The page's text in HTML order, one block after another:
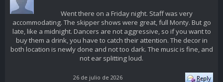
Went there on a Friday night. Staff was very
accommodating. The skipper shows were great, full Monty. But go
late, like a midnight. Dancers are not aggressive, so if you want to
buy them a drink, you have to catch their attention. The decor in
both location is newly done and not too dark. The music is fine, and
not ear splitting loud.
26 de julio de 2026